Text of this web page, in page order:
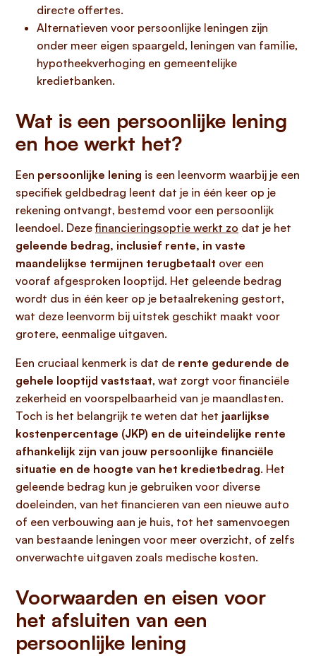
directe offertes.
Alternatieven voor persoonlijke leningen zijn
onder meer eigen spaargeld, leningen van familie,
hypotheekverhoging en gemeentelijke
kredietbanken.
Wat is een persoonlijke lening
en hoe werkt het?
Een persoonlijke lening is een leenvorm waarbij je een
specifiek geldbedrag leent dat je in één keer op je
rekening ontvangt, bestemd voor een persoonlijk
leendoel. Dezefinancieringsoptie werkt zo dat je het
geleende bedrag, inclusief rente, in vaste
maandelijkse termijnen terugbetaalt over een
vooraf afgesproken looptijd. Het geleende bedrag
wordt dus in één keer op je betaalrekening gestort,
wat deze leenvorm bij uitstek geschikt maakt voor
grotere, eenmalige uitgaven.
Een cruciaal kenmerk is dat de rente gedurende de
gehele looptijd vaststaat, wat zorgt voor financiële
zekerheid en voorspelbaarheid van je maandlasten.
Toch is het belangrijk te weten dat het jaarlijkse
kostenpercentage (JKP) en de uiteindelijke rente
afhankelijk zijn van jouw persoonlijke financiële
situatie en de hoogte van het kredietbedrag. Het
geleende bedrag kun je gebruiken voor diverse
doeleinden, van het financieren van een nieuwe auto
of een verbouwing aan je huis, tot het samenvoegen
van bestaande leningen voor meer overzicht, of zelfs
onverwachte uitgaven zoals medische kosten.
Voorwaarden en eisen voor
het afsluiten van een
persoonlijke lening